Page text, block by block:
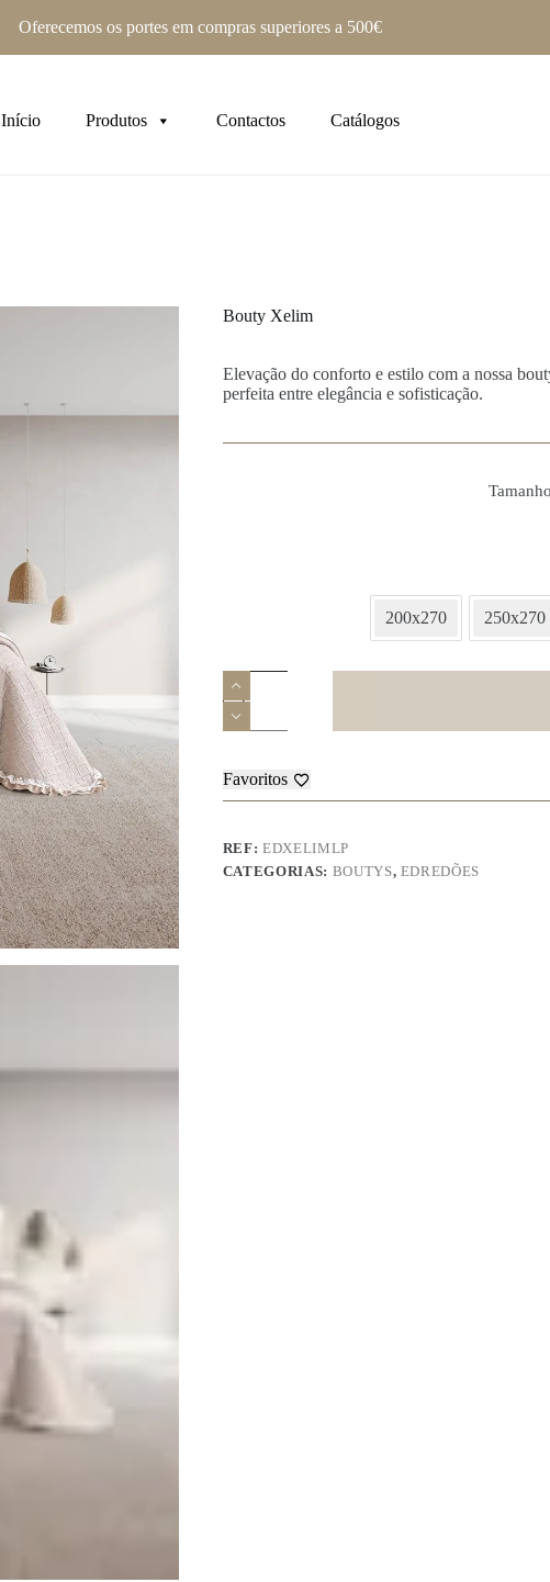
Oferecemos os portes em compras superiores a 500€
Início Produtos Contactos Catálogos
Bouty Xelim
Elevação do conforto e estilo com a nossa
perfeita entre elegância e sofisticação.
200x270 250x270
Quantidade
de
Bouty
Xelim
Favoritos
REF:EDXELIMLP
CATEGORIAS: BOUTYS, EDREDÕES